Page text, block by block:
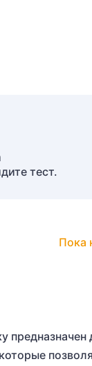
тест.
Пока
предназначен